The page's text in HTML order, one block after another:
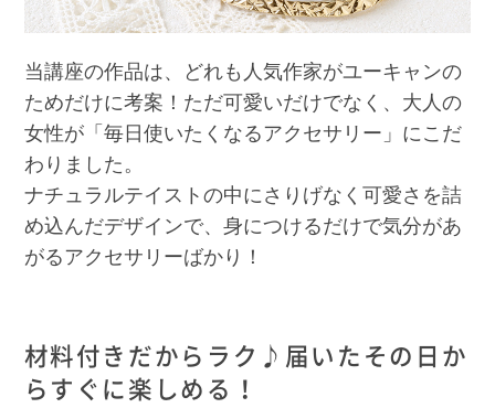
当講座の作品は、どれも人気作家がユーキャンの
ためだけに考案！ただ可愛いだけでなく、大人の
女性が「毎日使いたくなるアクセサリー」にこだ
わりました。
ナチュラルテイストの中にさりげなく可愛さを詰
め込んだデザインで、身につけるだけで気分があ
がるアクセサリーばかり！
材料付きだからラク♪届いたその日か
らすぐに楽しめる！